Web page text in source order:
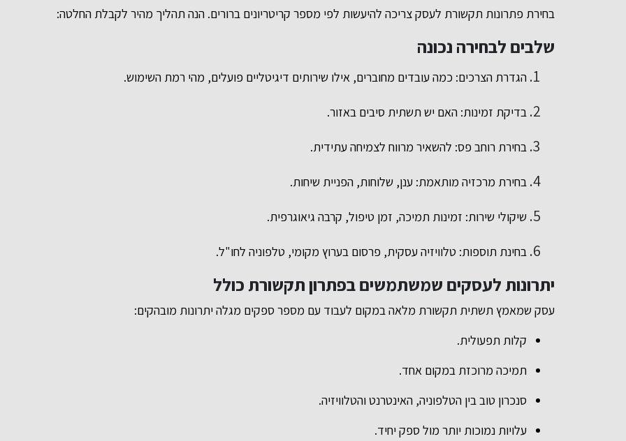
בחירת פתרונות תקשורת לעסק צריכה להיעשות לפי מספר קריטריונים ברורים. הנה תהליך מהיר לקבלת החלטה:
שלבים לבחירה נכונה
הגדרת הצרכים: כמה עובדים מחוברים, אילו שירותים דיגיטליים פועלים, מהי רמת השימוש.
בדיקת זמינות: האם יש תשתית סיבים באזור.
בחירת רוחב פס: להשאיר מרווח לצמיחה עתידית.
בחירת מרכזיה מותאמת: ענן, שלוחות, הפניית שיחות.
שיקולי שירות: זמינות תמיכה, זמן טיפול, קרבה גיאוגרפית.
בחינת תוספות: טלוויזיה עסקית, פרסום בערוץ מקומי, טלפוניה לחו"ל.
יתרונות לעסקים שמשתמשים בפתרון תקשורת כולל
עסק שמאמץ תשתית תקשורת מלאה במקום לעבוד עם מספר ספקים מגלה יתרונות מובהקים:
קלות תפעולית.
תמיכה מרוכזת במקום אחד.
סנכרון טוב בין הטלפוניה, האינטרנט והטלוויזיה.
עלויות נמוכות יותר מול ספק יחיד.